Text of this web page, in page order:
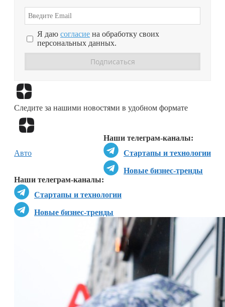
Я даю согласие на обработку своих
персональных данных.
Следите за нашими новостями в удобном формате
Наши телеграм-каналы:
Стартапы и технологии
Новые бизнес-тренды
Наши телеграм-каналы:
Стартапы и технологии
Новые бизнес-тренды
Авто